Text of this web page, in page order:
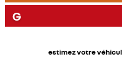
G
estimez votre